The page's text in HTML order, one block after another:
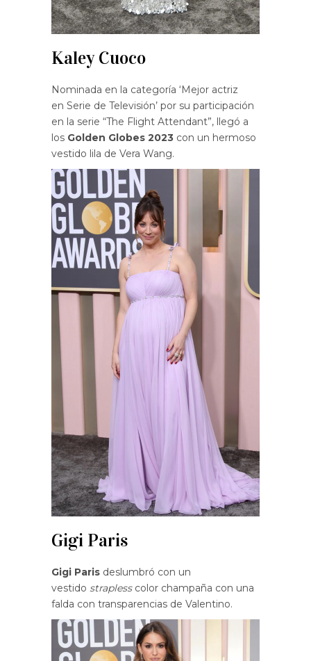
Kaley Cuoco
Nominada en la categoría ‘Mejor actriz
en Serie de Televisión’ por su participación
en la serie “The Flight Attendant”, llegó a
los Golden Globes 2023 con un hermoso
vestido lila de Vera Wang.
Gigi Paris
Gigi Paris deslumbró con un
vestido straplesscolor champaña con una
falda con transparencias de Valentino.